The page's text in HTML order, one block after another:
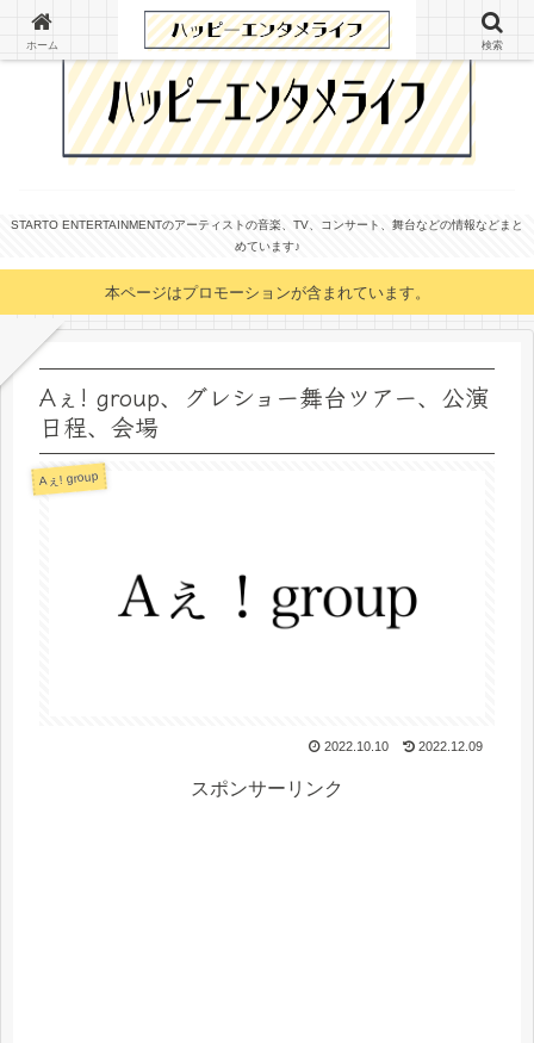
STARTO ENTERTAINMENTのアーティストの音楽、TV、コンサート、舞台などの情報などまと
めています♪
本ページはプロモーションが含まれています。
Aぇ! group、グレショー舞台ツアー、公演
日程、会場
Aぇ! group
2022.10.10 2022.12.09
スポンサーリンク
ホーム 検索